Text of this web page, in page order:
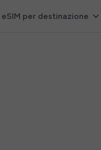
eSIM per destinazione